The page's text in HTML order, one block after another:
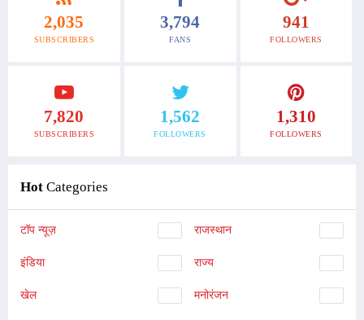
2,035
SUBSCRIBERS
3,794
FANS
941
FOLLOWERS
7,820
SUBSCRIBERS
1,562
FOLLOWERS
1,310
FOLLOWERS
Hot Categories
टॉप न्यूज़ राजस्थान
इंडिया राज्य
खेल मनोरंजन